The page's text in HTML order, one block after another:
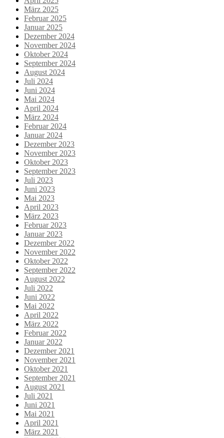
März 2025
Februar 2025
Januar 2025
Dezember 2024
November 2024
Oktober 2024
September 2024
August 2024
Juli 2024
Juni 2024
Mai 2024
April 2024
März 2024
Februar 2024
Januar 2024
Dezember 2023
November 2023
Oktober 2023
September 2023
Juli 2023
Juni 2023
Mai 2023
April 2023
März 2023
Februar 2023
Januar 2023
Dezember 2022
November 2022
Oktober 2022
September 2022
August 2022
Juli 2022
Juni 2022
Mai 2022
April 2022
März 2022
Februar 2022
Januar 2022
Dezember 2021
November 2021
Oktober 2021
September 2021
August 2021
Juli 2021
Juni 2021
Mai 2021
April 2021
März 2021